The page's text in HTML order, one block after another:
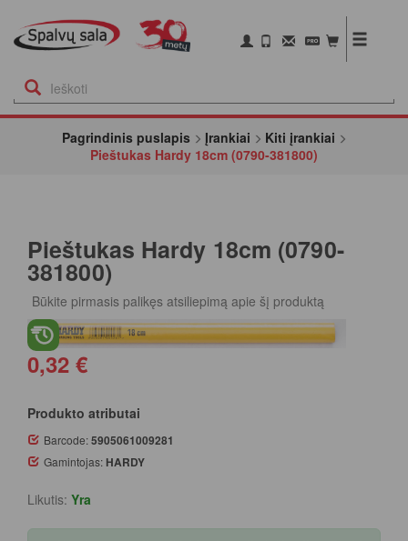
Pagrindinis puslapis Įrankiai
Kiti įrankiai
Pieštukas Hardy 18cm (0790-381800)
Pieštukas Hardy 18cm (0790-
381800)
Būkite pirmasis palikęs atsiliepimą apie šį produktą
0,32 €
Produkto atributai
Barcode:5905061009281
Gamintojas: HARDY
Likutis: Yra